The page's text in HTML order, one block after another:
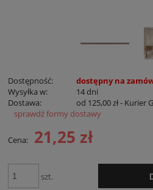
Dostępność:
dostępny na
Wysyłka w:
14 dni
Dostawa:
od 125,00 zł- Kurier
Cena nie zawiera ewentualnych
sprawdź formy dostawy
Cena: 21,25 zł
szt.